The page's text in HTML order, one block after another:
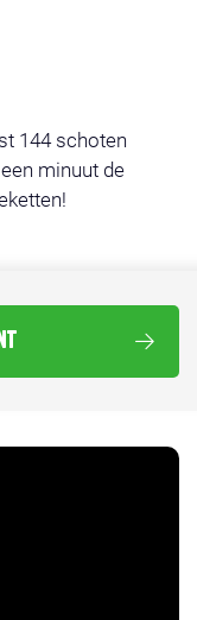
144 schoten
minuut de